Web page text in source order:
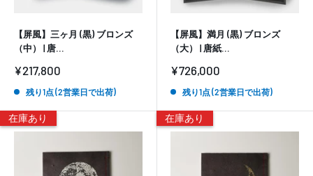
【屏風】三ヶ月 (黒) ブロンズ
（中） | 唐...
販
価
¥217,800
残り1点 (2営業日で出荷)
【屏風】満月 (黒) ブロンズ
（大） | 唐紙...
販
価
¥726,000
残り1点 (2営業日で出荷)
在庫あり 在庫あり